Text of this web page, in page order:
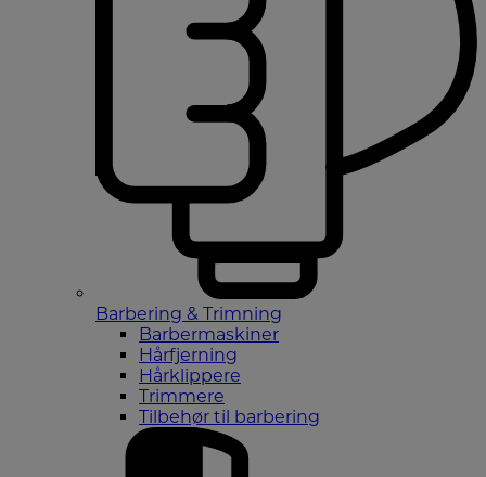
Barbering & Trimning
Barbermaskiner
Hårfjerning
Hårklippere
Trimmere
Tilbehør til barbering